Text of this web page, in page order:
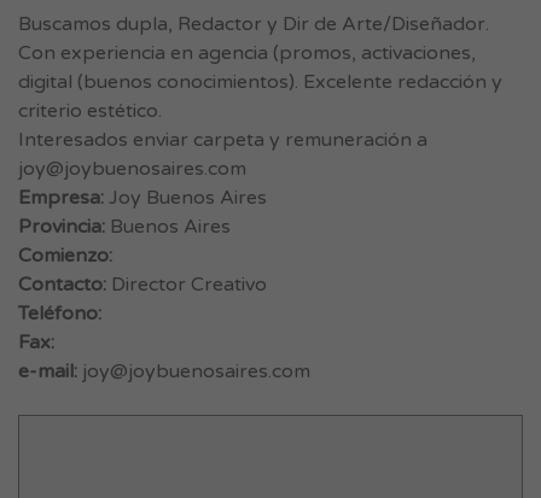
Buscamos dupla, Redactor y Dir de Arte/Diseñador.
Con experiencia en agencia (promos, activaciones,
digital (buenos conocimientos). Excelente redacción y
criterio estético.
Interesados enviar carpeta y remuneración a
joy@joybuenosaires.com
Empresa: Joy Buenos Aires
Provincia: Buenos Aires
Comienzo:
Contacto: Director Creativo
Teléfono:
Fax:
e-mail: joy@joybuenosaires.com